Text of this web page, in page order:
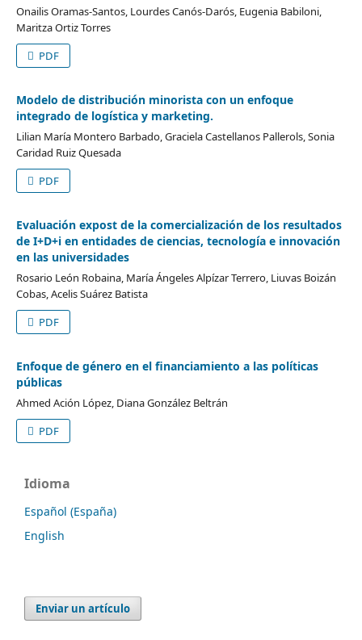
Onailis Oramas-Santos, Lourdes Canós-Darós, Eugenia Babiloni,
Maritza Ortiz Torres
PDF
Modelo de distribución minorista con un enfoque
integrado de logística y marketing.
Lilian María Montero Barbado, Graciela Castellanos Pallerols, Sonia
Caridad Ruiz Quesada
PDF
Evaluación expost de la comercialización de los resultados
de I+D+i en entidades de ciencias, tecnología e innovación
en las universidades
Rosario León Robaina, María Ángeles Alpízar Terrero, Liuvas Boizán
Cobas, Acelis Suárez Batista
PDF
Enfoque de género en el financiamiento a las políticas
públicas
Ahmed Ación López, Diana González Beltrán
PDF
Idioma
Español (España)
English
Enviar un artículo